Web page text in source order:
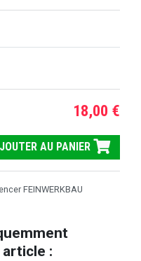
18,00 €
AU PANIER
FEINWERKBAU
: